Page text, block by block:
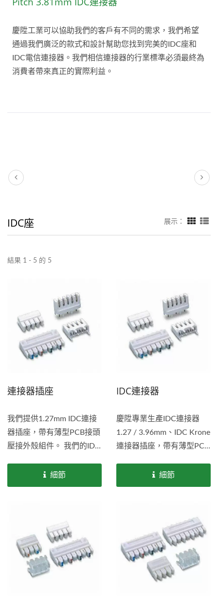
慶陞工業可以協助我們的客戶有不同的需求，我們希望
通過我們廣泛的款式和設計幫助您找到完美的IDC座和
IDC電信連接器。我們相信連接器的行業標準必須最終為
消費者帶來真正的實際利益。
IDC座 展示：
結果 1 - 5 的 5
連接器插座
我們提供1.27mm IDC連接
器插座，帶有薄型PCB接頭
壓接外殼組件。 我們的IDC
品系列為您提供獨特的連接
選項。如果您正在尋找IDC
細節
IDC連接器
慶陞專業生產IDC連接器
1.27 / 3.96mm、IDC Krone
連接器插座，帶有薄型PCB
正在尋找IDC連接器，請隨
時與我們聯繫。
細節